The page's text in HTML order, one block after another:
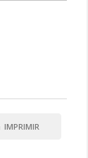
IMPRIMIR